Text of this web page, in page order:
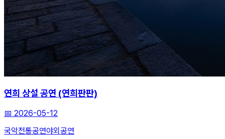
연희 상설 공연 (연희판판)
📅 2026-05-12
국악전통공연야외공연